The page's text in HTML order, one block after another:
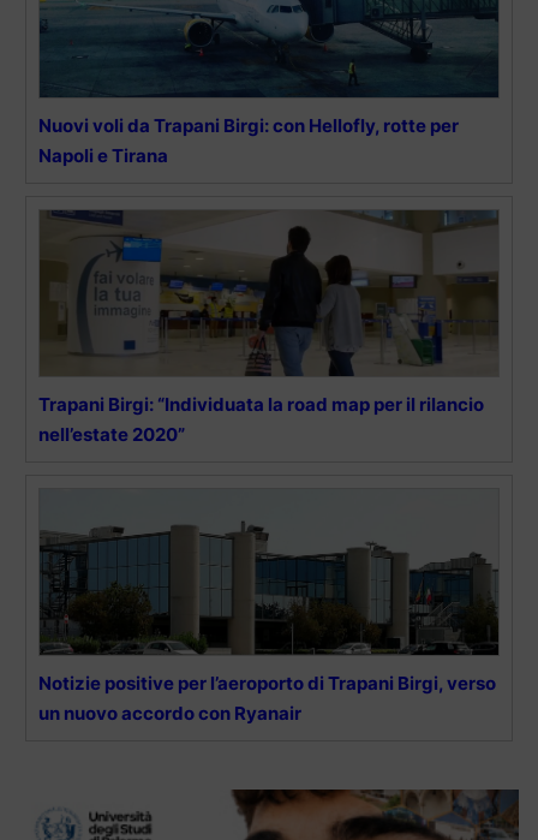
Nuovi voli da Trapani Birgi: con Hellofly, rotte per
Napoli e Tirana
Trapani Birgi: “Individuata la road map per il rilancio
nell’estate 2020”
Notizie positive per l’aeroporto di Trapani Birgi, verso
un nuovo accordo con Ryanair